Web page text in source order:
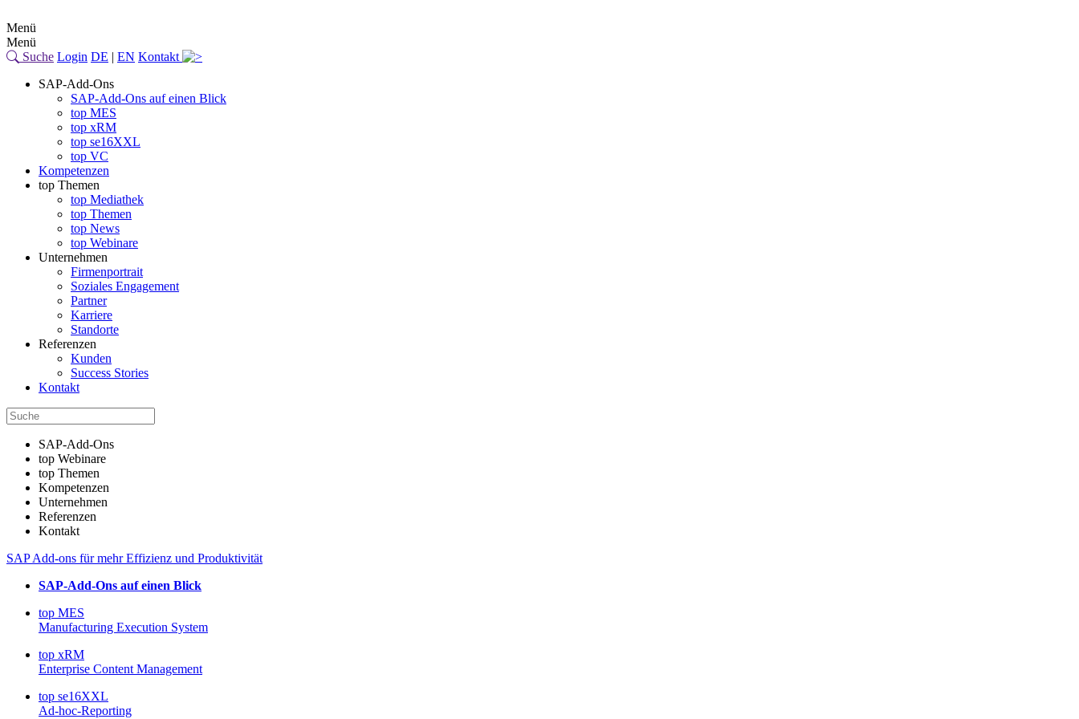
Menü
Menü
Suche Login DE | EN Kontakt
SAP-Add-Ons
SAP-Add-Ons auf einen Blick
top MES
top xRM
top se16XXL
top VC
Kompetenzen
top Themen
top Mediathek
top Themen
top News
top Webinare
Unternehmen
Firmenportrait
Soziales Engagement
Partner
Karriere
Standorte
Referenzen
Kunden
Success Stories
Kontakt
SAP-Add-Ons
top Webinare
top Themen
Kompetenzen
Unternehmen
Referenzen
Kontakt
SAP Add-ons für mehr Effizienz und Produktivität
SAP-Add-Ons auf einen Blick
top MES
Manufacturing Execution System
top xRM
Enterprise Content Management
top se16XXL
Ad-hoc-Reporting